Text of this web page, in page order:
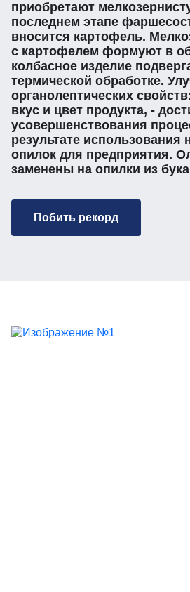
приобретают
последнем этапе
вносится картофель.
с картофелем формуют в
колбасное изделие
термической обработке.
органолептических
вкус и цвет продукта, -
усовершенствования
результате использования
опилок для предприятия.
заменены на опилки из
Побить рекорд